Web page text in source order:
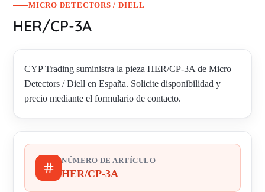
MICRO DETECTORS / DIELL
HER/CP-3A
CYP Trading suministra la pieza HER/CP-3A de Micro
Detectors / Diell en España. Solicite disponibilidad y
precio mediante el formulario de contacto.
NÚMERO DE ARTÍCULO
HER/CP-3A